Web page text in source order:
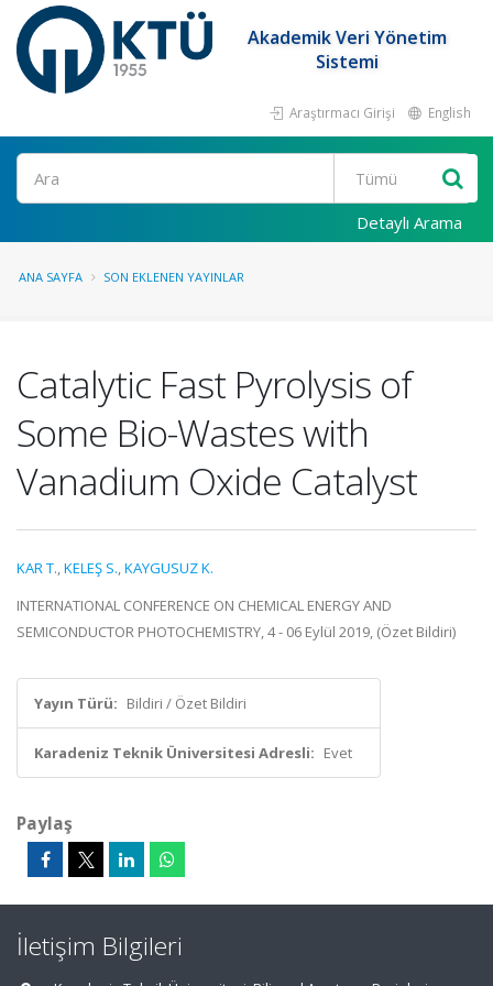
Akademik Veri Yönetim
Sistemi
Araştırmacı Girişi English
Ara
Detaylı Arama
ANA SAYFA SON EKLENEN YAYINLAR
Catalytic Fast Pyrolysis of
Some Bio-Wastes with
Vanadium Oxide Catalyst
KAR T.,KELEŞ S.,KAYGUSUZ K.
INTERNATIONAL CONFERENCE ON CHEMICAL ENERGY AND
SEMICONDUCTOR PHOTOCHEMISTRY, 4 - 06 Eylül 2019, (Özet Bildiri)
Yayın Türü: Bildiri / Özet Bildiri
Karadeniz Teknik Üniversitesi Adresli: Evet
Paylaş
İletişim Bilgileri